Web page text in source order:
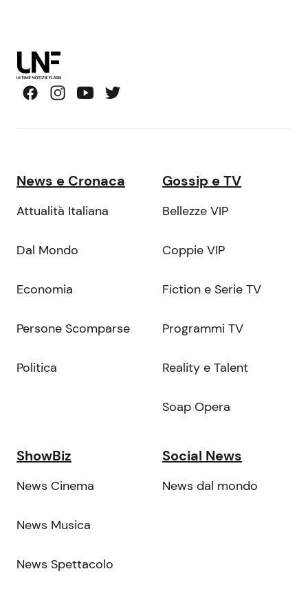
News e Cronaca
Attualità Italiana
Dal Mondo
Economia
Persone Scomparse
Politica
Gossip e TV
Bellezze VIP
Coppie VIP
Fiction e Serie TV
Programmi TV
Reality e Talent
Soap Opera
ShowBiz
News Cinema
News Musica
News Spettacolo
Social News
News dal mondo